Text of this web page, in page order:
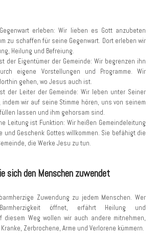
erleben: Wir lieben es Gott anzubeten
zu schaffen für seine Gegenwart. Dort erleben wir
Heilung und Befreiung.
der Eigentümer der Gemeinde: Wir begrenzen ihn
eigene Vorstellungen und Programme. Wir
gehen, wo Jesus auch ist.
der Leiter der Gemeinde: Wir leben unter Seiner
indem wir auf seine Stimme hören, uns von seinem
lassen und ihm gehorsam sind.
Leitung ist Funktion: Wir heißen Gemeindeleitung
und Geschenk Gottes willkommen. Sie befähigt die
die Werke Jesu zu tun.
sich den Menschen zuwendet
Zuwendung zu jedem Menschen. Wer
öffnet, erfährt Heilung und
diesem Weg wollen wir auch andere mitnehmen,
Zerbrochene, Arme und Verlorene kümmern.